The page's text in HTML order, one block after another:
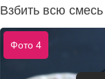
Взбить всю
Фото 4